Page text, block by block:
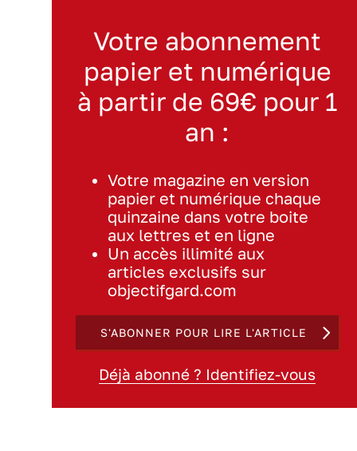
Votre abonnement
papier et numérique
à partir de 69€ pour 1
an :
Votre magazine en version
papier et numérique chaque
quinzaine dans votre boite
aux lettres et en ligne
Un accès illimité aux
articles exclusifs sur
objectifgard.com
S'ABONNER POUR LIRE L'ARTICLE
Déjà abonné ? Identifiez-vous